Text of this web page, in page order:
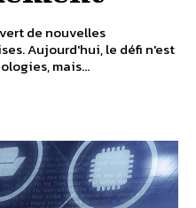
de nouvelles
Aujourd'hui, le défi n'est
mais...